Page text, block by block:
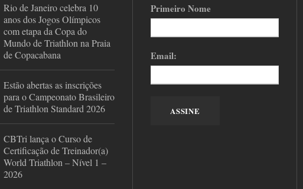
Rio de Janeiro celebra 10
anos dos Jogos Olímpicos
com etapa da Copa do
Mundo de Triathlon na Praia
de Copacabana
Estão abertas as inscrições
para o Campeonato Brasileiro
de Triathlon Standard 2026
CBTri lança o Curso de
Certificação de Treinador(a)
World Triathlon – Nível 1 –
2026
Primeiro Nome
Email: